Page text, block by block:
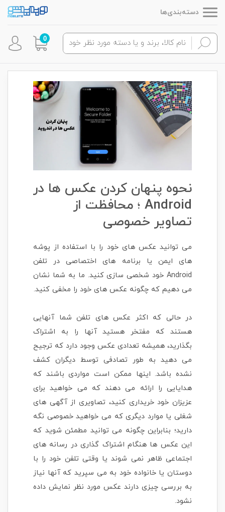
دسته‌بندی‌ها
0
نحوه پنهان کردن عکس ها در
Android ؛ محافظت از
تصاویر خصوصی
می توانید عکس های خود را با استفاده از پوشه
های ایمن یا برنامه های اختصاصی در تلفن
Android خود شخصی سازی کنید. ما به شما نشان
می دهیم که چگونه عکس های خود را مخفی کنید.
در حالی که اکثر عکس های تلفن شما آنهایی
هستند که مفتخر هستید آنها را به اشتراک
بگذارید، همیشه تعدادی عکس وجود دارد که ترجیح
می دهید به طور تصادفی توسط دیگران کشف
نشده باشد. اینها ممکن است مواردی باشند که
هدایایی را ارائه می دهند که می خواهید برای
عزیزان خود خریداری کنید، تصاویری از آگهی های
شغلی یا موارد دیگری که می خواهید خصوصی نگه
دارید؛ بنابراین چگونه می توانید مطمئن شوید که
این عکس ها هنگام اشتراک گذاری در رسانه های
اجتماعی ظاهر نمی شوند یا وقتی تلفن خود را با
دوستان یا خانواده خود به می سپرید که آنها نیاز
به بررسی چیزی دارند عکس مورد نظر نمایش داده
نشود.